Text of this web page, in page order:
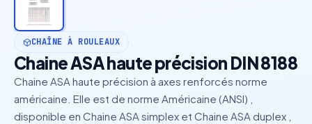
CHAÎNE À ROULEAUX
Chaine ASA haute précision DIN 8188
Chaine ASA haute précision à axes renforcés norme
américaine. Elle est de norme Américaine (ANSI) ,
disponible en Chaine ASA simplex et Chaine ASA duplex ,